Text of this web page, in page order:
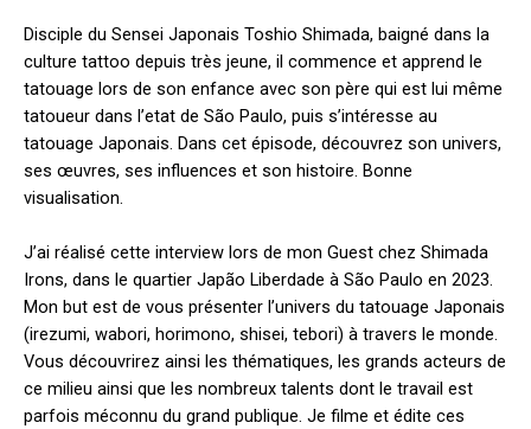
Disciple du Sensei Japonais Toshio Shimada, baigné dans la
culture tattoo depuis très jeune, il commence et apprend le
tatouage lors de son enfance avec son père qui est lui même
tatoueur dans l’etat de São Paulo, puis s’intéresse au
tatouage Japonais. Dans cet épisode, découvrez son univers,
ses œuvres, ses influences et son histoire. Bonne
visualisation.
J’ai réalisé cette interview lors de mon Guest chez Shimada
Irons, dans le quartier Japão Liberdade à São Paulo en 2023.
Mon but est de vous présenter l’univers du tatouage Japonais
(irezumi, wabori, horimono, shisei, tebori) à travers le monde.
Vous découvrirez ainsi les thématiques, les grands acteurs de
ce milieu ainsi que les nombreux talents dont le travail est
parfois méconnu du grand publique. Je filme et édite ces